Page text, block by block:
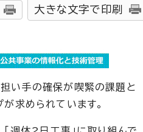
大きな文字で印刷
い手の確保が喫緊の課題と
求められています。